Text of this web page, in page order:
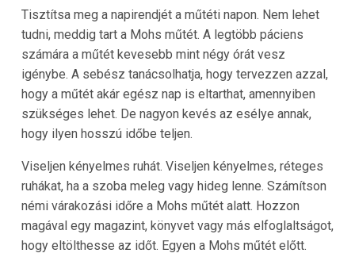
Tisztítsa meg a napirendjét a műtéti napon. Nem lehet
tudni, meddig tart a Mohs műtét. A legtöbb páciens
számára a műtét kevesebb mint négy órát vesz
igénybe. A sebész tanácsolhatja, hogy tervezzen azzal,
hogy a műtét akár egész nap is eltarthat, amennyiben
szükséges lehet. De nagyon kevés az esélye annak,
hogy ilyen hosszú időbe teljen.
Viseljen kényelmes ruhát. Viseljen kényelmes, réteges
ruhákat, ha a szoba meleg vagy hideg lenne. Számítson
némi várakozási időre a Mohs műtét alatt. Hozzon
magával egy magazint, könyvet vagy más elfoglaltságot,
hogy eltölthesse az időt. Egyen a Mohs műtét előtt.